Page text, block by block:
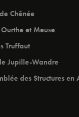
Chênée
et Meuse
Truffaut
Jupille-Wandre
des Structures en